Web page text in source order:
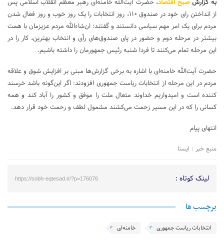
به گزارشصبح اقتصاد، حضرت آیت‌الله خامنه‌ای رهبر معظم انقلاب اسلامی پس
از انداختن رای خود در صندوق ۱۱۰، روز انتخابات را یک روز خوب و روز فعال شدن
مردم برای یک امر مهم سیاسی دانستند و گفتند: ان‌شاءالله مردم عزیزمان با همت
بیشتر در مرحله دوم و حضور در پای صندوق‌های رأی و انتخاب بهترین، کار را در
این مرحله تمام می‌کنند تا فردا شنبه رئیس جمهورمان را داشته باشیم.
حضرت آیت‌الله خامنه‌ای با اشاره به برخی گزارش‌ها مبنی بر افزایش شوق و علاقه
مردم در این مرحله از انتخابات ریاست جمهوری افزودند: اگر این‌گونه باشد خرسند
کننده است و امیدواریم خداوند متعال ملت را موفق و کشور را آباد کند و همه
کسانی را که در این مسیر زحمت می‌کشند مشمول لطف و رحمت خود قرار دهد.
انتهای پیام
منبع خبر : ایسنا
لینک کوتاه : https://sobh-eqtesad.ir/?p=176076
برچسب ها
انتخابات ریاست جمهوری خامنه‌ای